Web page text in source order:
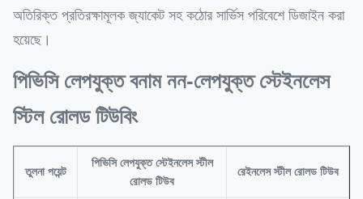
অতিরিক্ত প্রতিরক্ষামূলক জ্যাকেট সহ কঠোর সার্ভিস পরিবেশে ডিজাইন করা
হয়েছে।
পিভিসি লেপযুক্ত বনাম নন-লেপযুক্ত স্টেইনলেস
স্টিল রোলড টিউবিং
তুলনা পয়েন্ট
পিভিসি লেপযুক্ত স্টেইনলেস স্টীল
রোলড টিউব
রেইনলেস স্টীল রোলড টিউব